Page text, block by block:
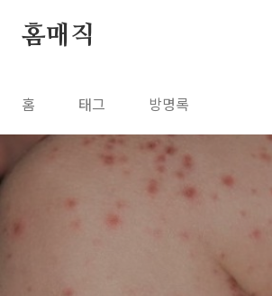
홈매직
홈 태그 방명록